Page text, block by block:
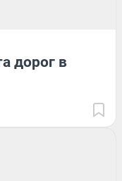
дорог в